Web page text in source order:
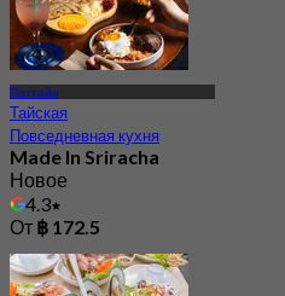
Паттайя
Тайская
Повседневная кухня
Made In Sriracha
Новое
4.3
От ฿ 172.5